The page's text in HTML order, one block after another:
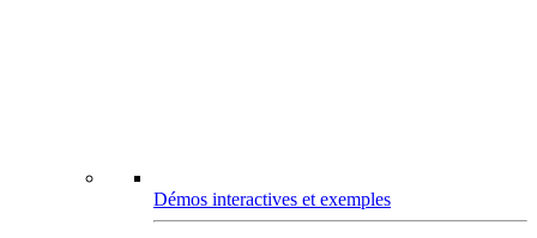
Démos interactives et exemples